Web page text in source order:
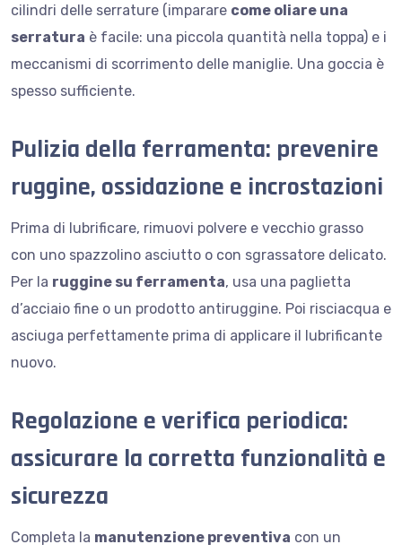
cilindri delle serrature (imparare come oliare una
serratura è facile: una piccola quantità nella toppa) e i
meccanismi di scorrimento delle maniglie. Una goccia è
spesso sufficiente.
Pulizia della ferramenta: prevenire
ruggine, ossidazione e incrostazioni
Prima di lubrificare, rimuovi polvere e vecchio grasso
con uno spazzolino asciutto o con sgrassatore delicato.
Per la ruggine su ferramenta, usa una paglietta
d’acciaio fine o un prodotto antiruggine. Poi risciacqua e
asciuga perfettamente prima di applicare il lubrificante
nuovo.
Regolazione e verifica periodica:
assicurare la corretta funzionalità e
sicurezza
Completa la manutenzione preventiva con un